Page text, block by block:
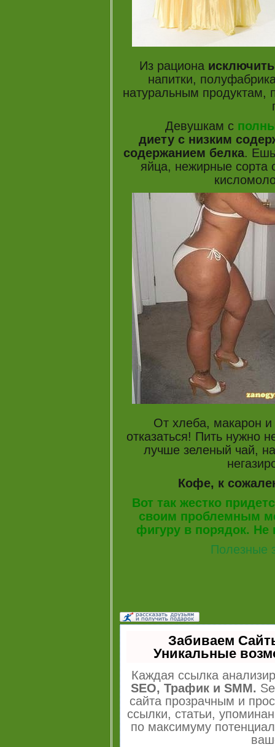
Из рациона исключить
напитки,
натуральным продуктам,
Девушкам с
диету с низким
содержанием белка.
яйца, нежирные сорта
От хлеба, макарон и
отказаться! Пить нужно
лучше зеленый чай,
Кофе, к
Вот так жестко
своим проблемным
фигуру в порядок. Не
Полезные
Забиваем
Уникальные
Каждая ссылка
SEO, Трафик и SMM.
сайта прозрачным и
ссылки, статьи,
по максимуму